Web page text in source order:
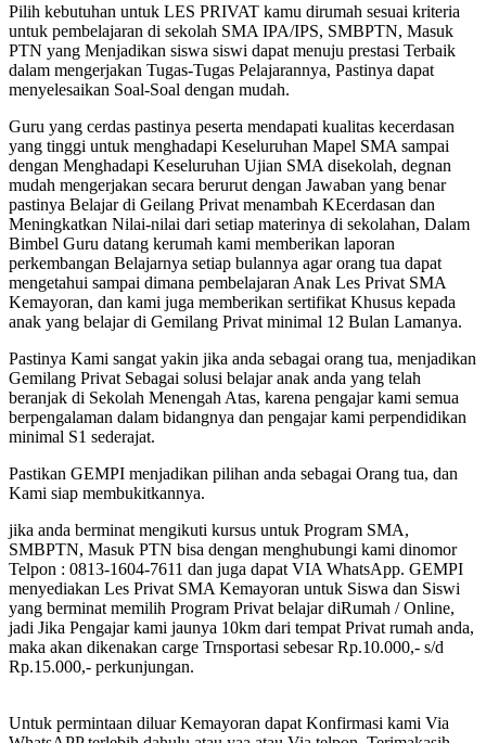
Pilih kebutuhan untuk LES PRIVAT kamu dirumah sesuai kriteria
untuk pembelajaran di sekolah SMA IPA/IPS, SMBPTN, Masuk
PTN yang Menjadikan siswa siswi dapat menuju prestasi Terbaik
dalam mengerjakan Tugas-Tugas Pelajarannya, Pastinya dapat
menyelesaikan Soal-Soal dengan mudah.
Guru yang cerdas pastinya peserta mendapati kualitas kecerdasan
yang tinggi untuk menghadapi Keseluruhan Mapel SMA sampai
dengan Menghadapi Keseluruhan Ujian SMA disekolah, degnan
mudah mengerjakan secara berurut dengan Jawaban yang benar
pastinya Belajar di Geilang Privat menambah KEcerdasan dan
Meningkatkan Nilai-nilai dari setiap materinya di sekolahan, Dalam
Bimbel Guru datang kerumah kami memberikan laporan
perkembangan Belajarnya setiap bulannya agar orang tua dapat
mengetahui sampai dimana pembelajaran Anak Les Privat SMA
Kemayoran, dan kami juga memberikan sertifikat Khusus kepada
anak yang belajar di Gemilang Privat minimal 12 Bulan Lamanya.
Pastinya Kami sangat yakin jika anda sebagai orang tua, menjadikan
Gemilang Privat Sebagai solusi belajar anak anda yang telah
beranjak di Sekolah Menengah Atas, karena pengajar kami semua
berpengalaman dalam bidangnya dan pengajar kami perpendidikan
minimal S1 sederajat.
Pastikan GEMPI menjadikan pilihan anda sebagai Orang tua, dan
Kami siap membukitkannya.
jika anda berminat mengikuti kursus untuk Program SMA,
SMBPTN, Masuk PTN bisa dengan menghubungi kami dinomor
Telpon : 0813-1604-7611 dan juga dapat VIA WhatsApp. GEMPI
menyediakan Les Privat SMA Kemayoran untuk Siswa dan Siswi
yang berminat memilih Program Privat belajar diRumah / Online,
jadi Jika Pengajar kami jaunya 10km dari tempat Privat rumah anda,
maka akan dikenakan carge Trnsportasi sebesar Rp.10.000,- s/d
Rp.15.000,- perkunjungan.
Untuk permintaan diluar Kemayoran dapat Konfirmasi kami Via